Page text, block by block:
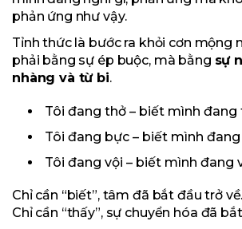
phản ứng như vậy.
Tỉnh thức là bước ra khỏi cơn mộng
phải bằng sự ép buộc, mà bằng sự
nhàng và từ bi.
Tôi đang thở – biết mình đang
Tôi đang bực – biết mình
Tôi đang vội – biết mình đang
Chỉ cần “biết”, tâm đã bắt đầu trở về.
Chỉ cần “thấy”, sự chuyển hóa đã